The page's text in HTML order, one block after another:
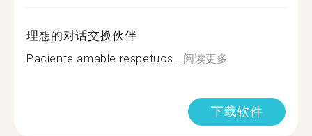
理想的对话交换伙伴
Paciente amable respetuos... 阅读更多
下载软件